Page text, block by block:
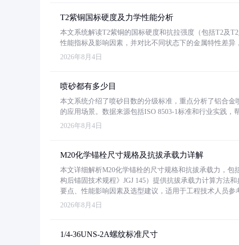
T2紫铜国标硬度及力学性能分析
本文系统解读T2紫铜的国标硬度和抗拉强度（包括T2及
性能指标及影响因素，并对比不同状态下的金属特性差异
2026年8月4日
喷砂都有多少目
本文系统介绍了喷砂目数的分级标准，重点分析了铝合金
的应用场景。数据来源包括ISO 8503-1标准和行业实践，
2026年8月4日
M20化学锚栓尺寸规格及抗拔承载力详解
本文详细解析M20化学锚栓的尺寸规格和抗拔承载力，
构后锚固技术规程》JGJ 145）提供抗拔承载力计算方法
要点、性能影响因素及选型建议，适用于工程技术人员参
2026年8月4日
1/4-36UNS-2A螺纹标准尺寸